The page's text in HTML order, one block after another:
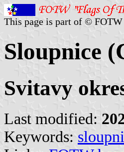
This page is part of ©
Sloupnice
Svitavy
Last modified:
Keywords: